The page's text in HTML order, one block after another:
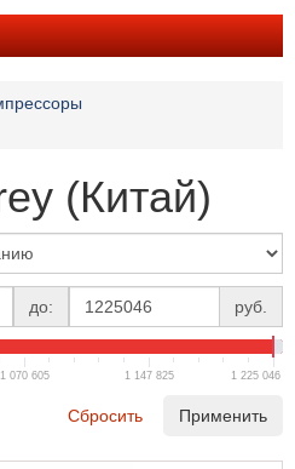
(Китай)
до: руб.
1 070 605 1 147 825 1 225 046
Сбросить Применить